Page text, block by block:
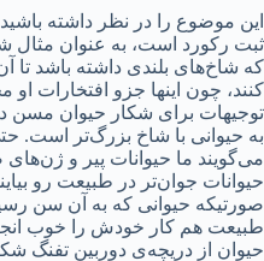
این موضوع را در نظر داشته
ثبت رکورد است، به عنوان مثال
که شاخ‌های بلندی داشته باشد تا
کنند، چون اینها جزو افتخارات
توجیهات برای شکار حیوان
به حیوانی با شاخ بزرگ‌تر است.
می‌گویند ما حیوانات پیر و
حیوانات جوان‌تر در طبیعت رو
صورتیکه حیوانی که به آن سن
طبیعت هم کار خودش را خوب
حیوان از دریچه‌ی دوربین تفنگ